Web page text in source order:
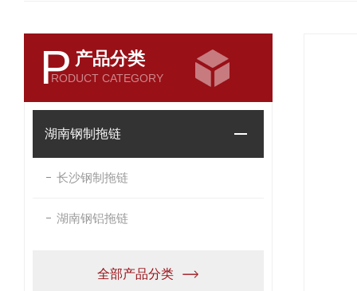
P 产品分类
RODUCT CATEGORY
湖南钢制拖链
长沙钢制拖链
湖南钢铝拖链
全部产品分类